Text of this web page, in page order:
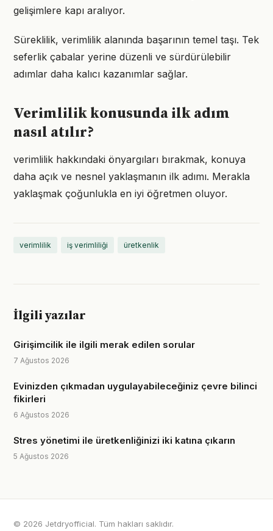
gelişimlere kapı aralıyor.
Süreklilik, verimlilik alanında başarının temel taşı. Tek
seferlik çabalar yerine düzenli ve sürdürülebilir
adımlar daha kalıcı kazanımlar sağlar.
Verimlilik konusunda ilk adım
nasıl atılır?
verimlilik hakkındaki önyargıları bırakmak, konuya
daha açık ve nesnel yaklaşmanın ilk adımı. Merakla
yaklaşmak çoğunlukla en iyi öğretmen oluyor.
verimlilik iş verimliliği üretkenlik
İlgili yazılar
Girişimcilik ile ilgili merak edilen sorular
7 Ağustos 2026
Evinizden çıkmadan uygulayabileceğiniz çevre bilinci
fikirleri
6 Ağustos 2026
Stres yönetimi ile üretkenliğinizi iki katına çıkarın
5 Ağustos 2026
© 2026 Jetdryofficial. Tüm hakları saklıdır.